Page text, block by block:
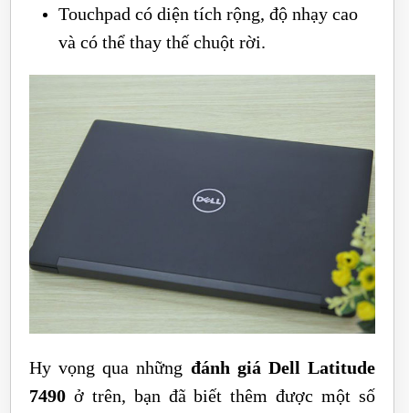
Touchpad có diện tích rộng, độ nhạy cao
và có thể thay thế chuột rời.
Hy vọng qua những đánh giá Dell Latitude
7490 ở trên, bạn đã biết thêm được một số